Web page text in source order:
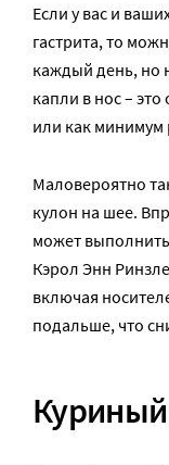
Если у вас и
гастрита, то
каждый день, но
капли в нос –
или как минимум
Маловероятно
кулон на шее.
может
Кэрол Энн
включая
подальше, что